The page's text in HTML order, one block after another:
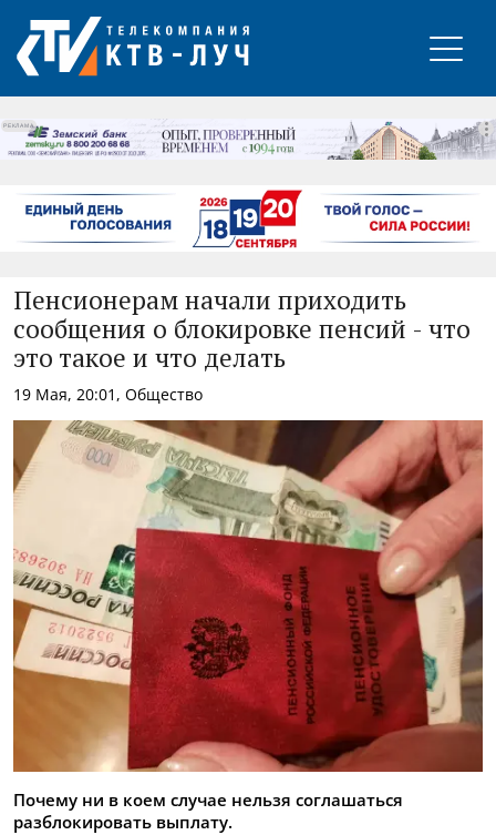
РЕКЛАМА
Пенсионерам начали приходить
сообщения о блокировке пенсий - что
это такое и что делать
19 Мая, 20:01, Общество
Почему ни в коем случае нельзя соглашаться
разблокировать выплату.